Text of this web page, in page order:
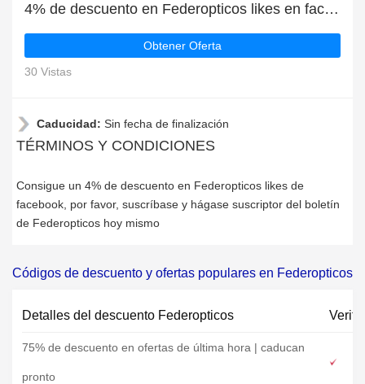
4% de descuento en Federopticos likes en facebook
Obtener Oferta
30 Vistas
Caducidad: Sin fecha de finalización
TÉRMINOS Y CONDICIONES
Consigue un 4% de descuento en Federopticos likes de
facebook, por favor, suscríbase y hágase suscriptor del boletín
de Federopticos hoy mismo
Códigos de descuento y ofertas populares en Federopticos
Detalles del descuento Federopticos
75% de descuento en ofertas de última hora | caducan
pronto